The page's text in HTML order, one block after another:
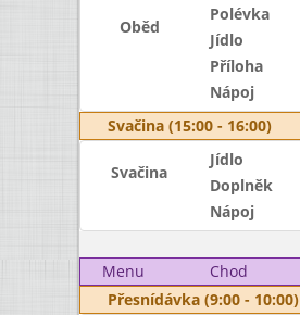
Oběd
Polévka
Jídlo
Příloha
Nápoj
Svačina (15:00 - 16:00)
Svačina
Jídlo
Doplněk
Nápoj
Menu
Chod
Přesnídávka (9:00 - 10:00)